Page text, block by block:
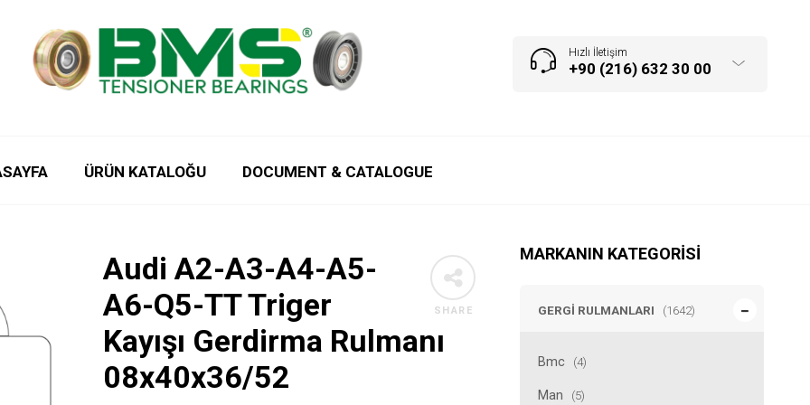
Hızlı İletişim
+90 (216) 632 30 00
ÜRÜN KATALOĞU DOCUMENT & CATALOGUE
MARKANIN KATEGORISI
GERGI RULMANLARI (1642)
Bmc (4)
Man (5)
SHARE
Audi A2-A3-A4-A5-
A6-Q5-TT Triger
Kayışı Gerdirma Rulmanı
08x40x36/52